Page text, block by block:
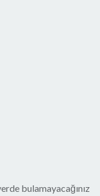
bulamayacağınız